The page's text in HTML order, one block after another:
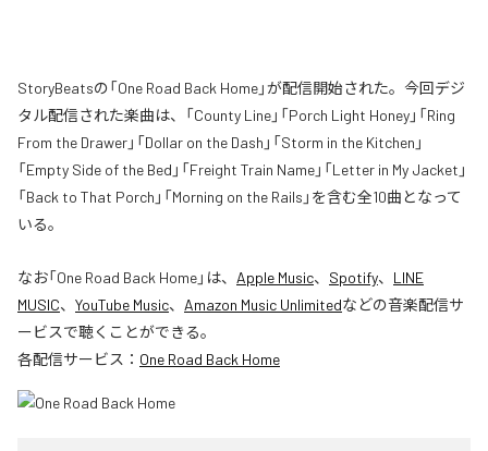
StoryBeatsの「One Road Back Home」が配信開始された。今回デジ
タル配信された楽曲は、「County Line」「Porch Light Honey」「Ring
From the Drawer」「Dollar on the Dash」「Storm in the Kitchen」
「Empty Side of the Bed」「Freight Train Name」「Letter in My Jacket」
「Back to That Porch」「Morning on the Rails」を含む全10曲となって
いる。
なお「One Road Back Home」は、 Apple Music、 Spotify、 LINE
MUSIC、 YouTube Music、 Amazon Music Unlimitedなどの音楽配信サ
ービスで聴くことができる。
各配信サービス： One Road Back Home